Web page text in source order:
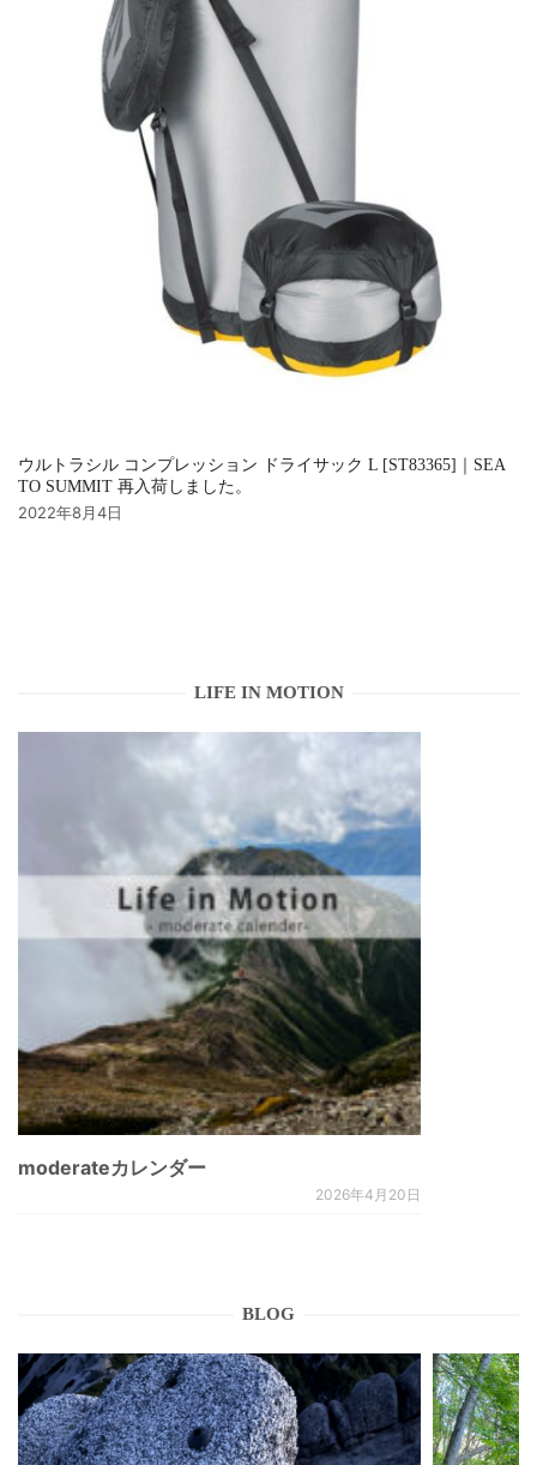
ウルトラシル コンプレッション ドライサック L [ST83365]｜SEA
TO SUMMIT 再入荷しました。
2022年8月4日
LIFE IN MOTION
moderateカレンダー
2026年4月20日
BLOG